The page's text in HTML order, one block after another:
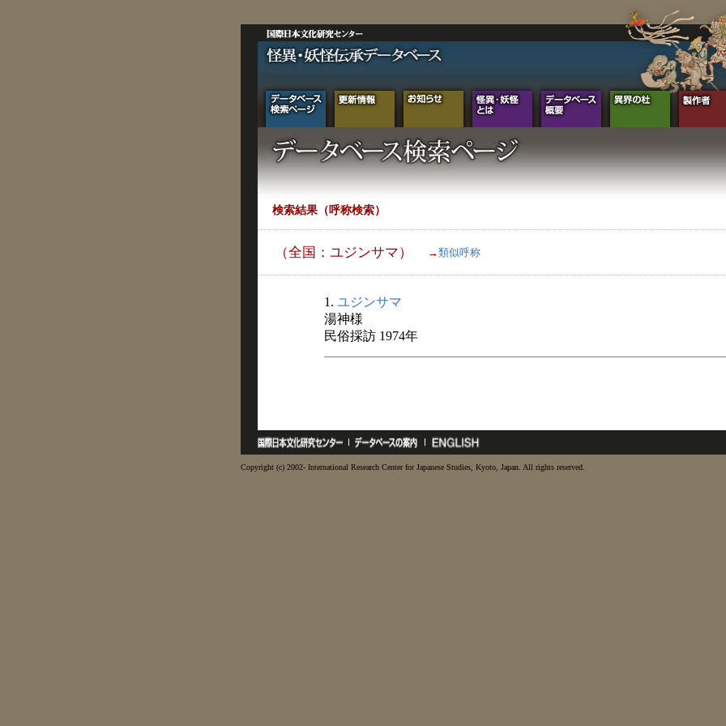
検索結果（呼称検索）
（全国：ユジンサマ） →類似呼称
1. ユジンサマ
湯神様
民俗採訪 1974年
Copyright (c) 2002- International Research Center for Japanese Studies, Kyoto, Japan. All rights reserved.